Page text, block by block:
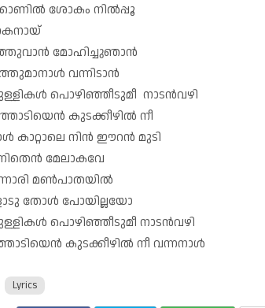
ശോകം നിൽപ്പൂ
മോഹിച്ചുഞാൻ
വന്നിടാൻ
പൊഴിഞ്ഞീടുമീ നാടൻവഴി
കുടക്കീഴിൽ നീ
കാറ്റാലെ നിൻ ഈറൻ മുടി
മേലാകവേ
മൺപാതയിൽ
തോൾ പോയില്ലയോ
പൊഴിഞ്ഞീടുമീ നാടൻവഴി
കുടക്കീഴിൽ നീ വന്നനാൾ
Lyrics